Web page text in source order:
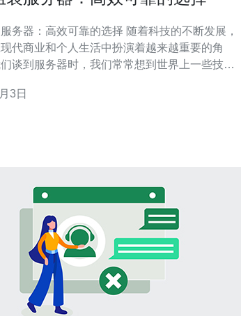
高效可靠的选择 随着科技的不断发展，
代商业和个人生活中扮演着越来越重要的角
谈到服务器时，我们常常想到世界上一些技术
业中心和互联网枢纽，也在服务器领域发挥着
3日